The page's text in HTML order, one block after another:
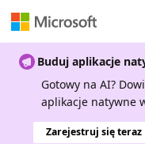
Buduj aplikacje
Gotowy na AI?
aplikacje natywne
Zarejestruj się teraz